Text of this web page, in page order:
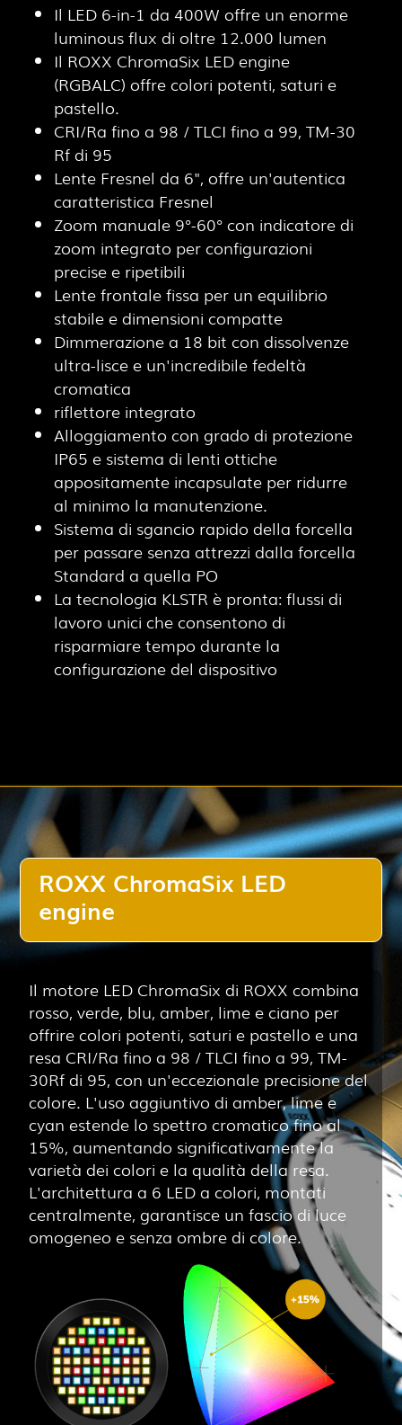
Il LED 6-in-1 da 400W offre un enorme
luminous flux di oltre 12.000 lumen
Il ROXX ChromaSix LED engine
(RGBALC) offre colori potenti, saturi e
pastello.
CRI/Ra fino a 98 / TLCI fino a 99, TM-30
Rf di 95
Lente Fresnel da 6", offre un'autentica
caratteristica Fresnel
Zoom manuale 9°-60° con indicatore di
zoom integrato per configurazioni
precise e ripetibili
Lente frontale fissa per un equilibrio
stabile e dimensioni compatte
Dimmerazione a 18 bit con dissolvenze
ultra-lisce e un'incredibile fedeltà
cromatica
riflettore integrato
Alloggiamento con grado di protezione
IP65 e sistema di lenti ottiche
appositamente incapsulate per ridurre
al minimo la manutenzione.
Sistema di sgancio rapido della forcella
per passare senza attrezzi dalla forcella
Standard a quella PO
La tecnologia KLSTR è pronta: flussi di
lavoro unici che consentono di
risparmiare tempo durante la
configurazione del dispositivo
ROXX ChromaSix LED
engine
Il motore LED ChromaSix di ROXX combina
rosso, verde, blu, amber, lime e ciano per
offrire colori potenti, saturi e pastello e una
resa CRI/Ra fino a 98 / TLCI fino a 99, TM-
30Rf di 95, con un'eccezionale precisione del
colore. L'uso aggiuntivo di amber, lime e
cyan estende lo spettro cromatico fino al
15%, aumentando significativamente la
varietà dei colori e la qualità della resa.
L'architettura a 6 LED a colori, montati
centralmente, garantisce un fascio di luce
omogeneo e senza ombre di colore.